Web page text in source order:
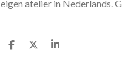
eigen atelier in Nederlands.
D
D
S